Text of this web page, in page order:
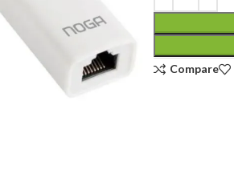
Compare